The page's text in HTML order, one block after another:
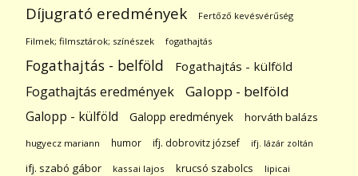
Díjugrató eredmények Fertőző kevésvérűség
Filmek; filmsztárok; színészek fogathajtás
Fogathajtás - belföld Fogathajtás - külföld
Fogathajtás eredmények Galopp - belföld
Galopp - külföld Galopp eredmények horváth balázs
hugyecz mariann humor ifj. dobrovitz józsef ifj. lázár zoltán
ifj. szabó gábor kassai lajos krucsó szabolcs lipicai